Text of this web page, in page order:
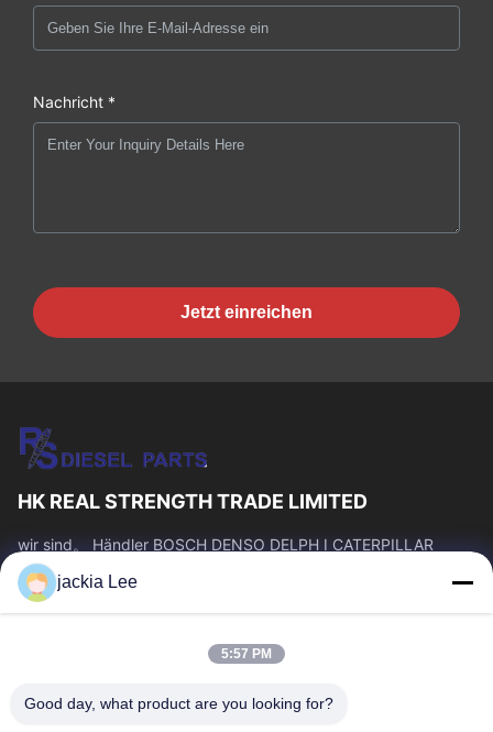
Nachricht *
Jetzt einreichen
HK REAL STRENGTH TRADE LIMITED
wir sind。 Händler BOSCH DENSO DELPH I CATERPILLAR
VOLVO CUMMINS TOYOTA ISUZU Company whatsapp Zahl:
0086 159 2067 9523.
Schnelllinks
Produkte
Über Uns
Werksbesichtigung
jackia Lee
5:57 PM
Good day, what product are you looking for?